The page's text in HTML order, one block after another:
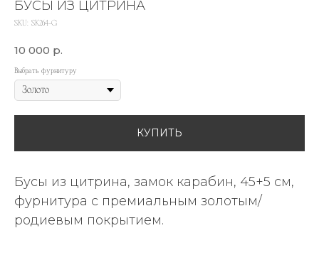
БУСЫ ИЗ ЦИТРИНА
SKU: SK264-G
10 000 р.
Выбрать фурнитуру
КУПИТЬ
Бусы из цитрина, замок карабин, 45+5 см,
фурнитура с премиальным золотым/
родиевым покрытием.